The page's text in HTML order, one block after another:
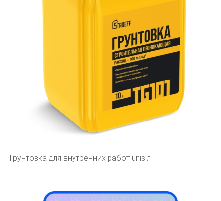
Грунтовка для внутренних работ unis л